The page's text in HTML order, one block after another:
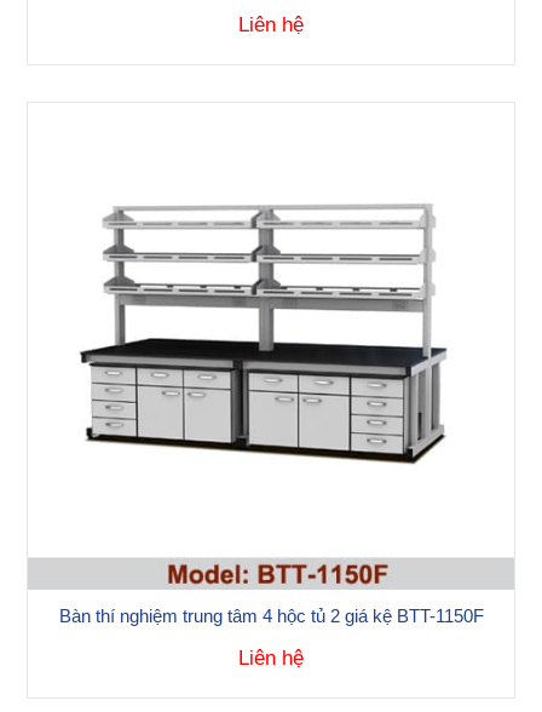
Liên hệ
Bàn thí nghiệm trung tâm 4 hộc tủ 2 giá kệ BTT-1150F
Liên hệ